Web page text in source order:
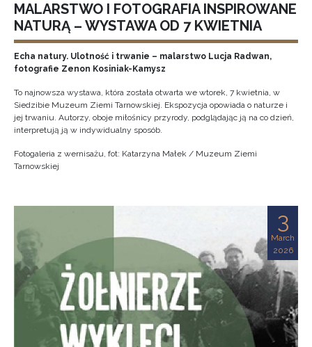
MALARSTWO I FOTOGRAFIA INSPIROWANE
NATURĄ – WYSTAWA OD 7 KWIETNIA
Echa natury. Ulotność i trwanie – malarstwo Lucja Radwan,
fotografie Zenon Kosiniak-Kamysz
To najnowsza wystawa, która została otwarta we wtorek, 7 kwietnia, w
Siedzibie Muzeum Ziemi Tarnowskiej. Ekspozycja opowiada o naturze i
jej trwaniu. Autorzy, oboje miłośnicy przyrody, podglądając ją na co dzień,
interpretują ją w indywidualny sposób.
Fotogaleria z wernisażu, fot: Katarzyna Małek / Muzeum Ziemi
Tarnowskiej
3
March
2026